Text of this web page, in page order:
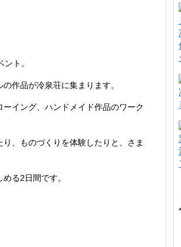
ト。
作品が冷泉荘に集まります。
イング、ハンドメイド作品のワーク
、ものづくりを体験したりと、さま
る2日間です。